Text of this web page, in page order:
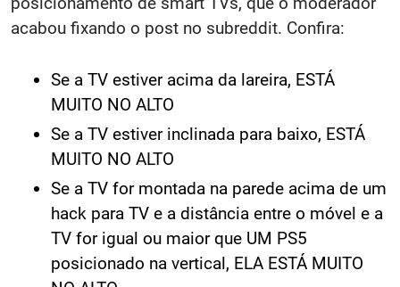
compartilhoupontos tão interessantes sobre o
posicionamento de smart TVs, que o moderador
Se a TV estiver acima da lareira, ESTÁ
MUITO NO ALTO
Se a TV estiver inclinada para baixo, ESTÁ
MUITO NO ALTO
Se a TV for montada na parede acima de um
hack para TV e a distância entre o móvel e a
TV for igual ou maior que UM PS5